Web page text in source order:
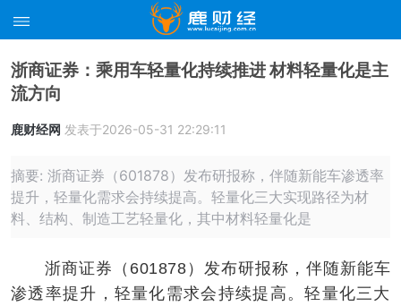
浙商证券：乘用车轻量化持续推进 材料轻量化是主
流方向
鹿财经网 发表于2026-05-31 22:29:11
摘要: 浙商证券（601878）发布研报称，伴随新能车渗透率
提升，轻量化需求会持续提高。轻量化三大实现路径为材
料、结构、制造工艺轻量化，其中材料轻量化是
浙商证券（601878）发布研报称，伴随新能车
渗透率提升，轻量化需求会持续提高。轻量化三大